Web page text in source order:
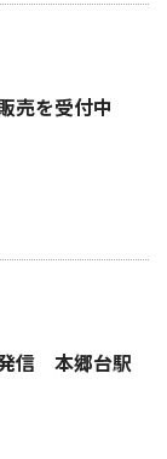
売を受付中
信 本郷台駅